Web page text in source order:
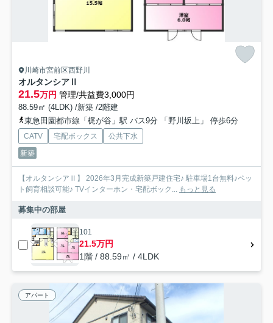
川崎市宮前区西野川
オルタンシアⅡ
21.5万円 管理/共益費3,000円
88.59㎡ (4LDK) /新築 /2階建
東急田園都市線「梶が谷」駅 バス9分 「野川坂上」 停歩6分
CATV 宅配ボックス
公共下水
新築
【オルタンシアⅡ】 2026年3月完成新築戸建住宅♪ 駐車場1台無料♪ペッ
ト飼育相談可能♪ TVインターホン・宅配ボック... もっと見る
募集中の部屋
101
21.5万円
1階 / 88.59㎡ / 4LDK
アパート